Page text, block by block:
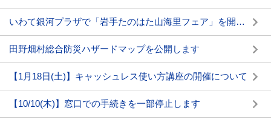
いわて銀河プラザで「岩手たのはた山海里フェア」を開催します
田野畑村総合防災ハザードマップを公開します
【1月18日(土)】キャッシュレス使い方講座の開催について
【10/10(木)】窓口での手続きを一部停止します